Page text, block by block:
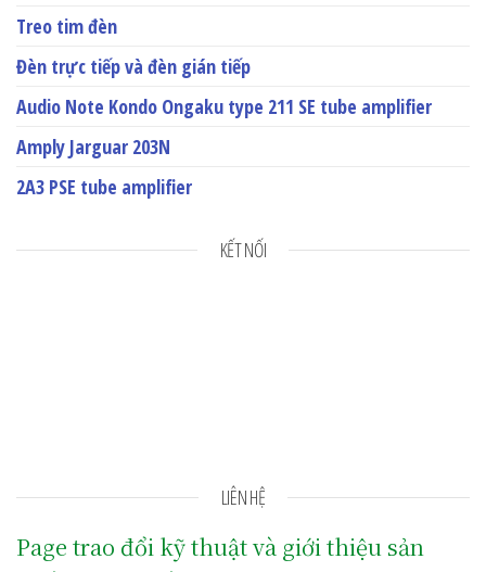
Treo tim đèn
Đèn trực tiếp và đèn gián tiếp
Audio Note Kondo Ongaku type 211 SE tube amplifier
Amply Jarguar 203N
2A3 PSE tube amplifier
KẾT NỐI
LIÊN HỆ
Page trao đổi kỹ thuật và giới thiệu sản